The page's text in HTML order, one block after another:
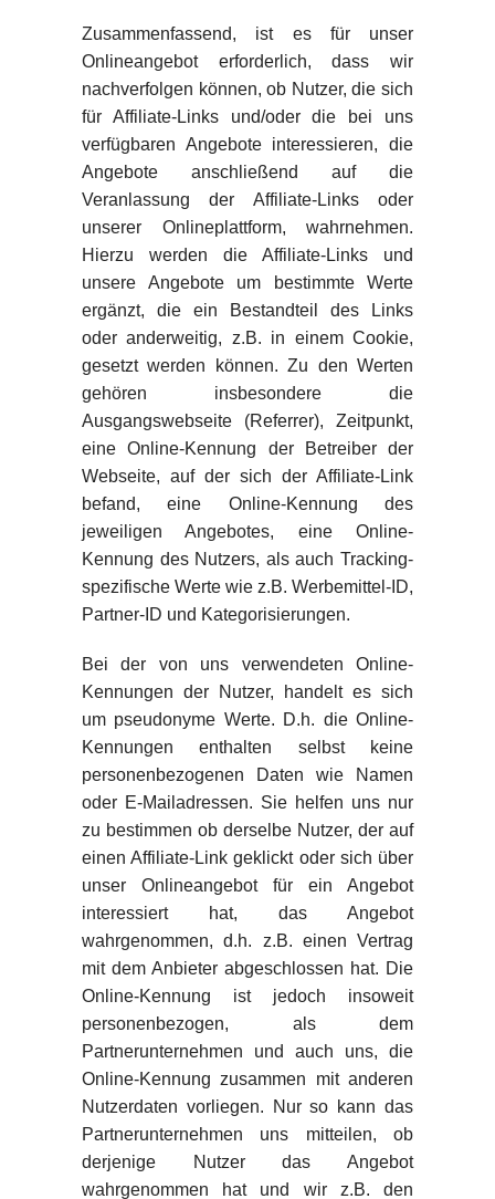
Zusammenfassend, ist es für unser
Onlineangebot erforderlich, dass wir
nachverfolgen können, ob Nutzer, die sich
für Affiliate-Links und/oder die bei uns
verfügbaren Angebote interessieren, die
Angebote anschließend auf die
Veranlassung der Affiliate-Links oder
unserer Onlineplattform, wahrnehmen.
Hierzu werden die Affiliate-Links und
unsere Angebote um bestimmte Werte
ergänzt, die ein Bestandteil des Links
oder anderweitig, z.B. in einem Cookie,
gesetzt werden können. Zu den Werten
gehören insbesondere die
Ausgangswebseite (Referrer), Zeitpunkt,
eine Online-Kennung der Betreiber der
Webseite, auf der sich der Affiliate-Link
befand, eine Online-Kennung des
jeweiligen Angebotes, eine Online-
Kennung des Nutzers, als auch Tracking-
spezifische Werte wie z.B. Werbemittel-ID,
Partner-ID und Kategorisierungen.
Bei der von uns verwendeten Online-
Kennungen der Nutzer, handelt es sich
um pseudonyme Werte. D.h. die Online-
Kennungen enthalten selbst keine
personenbezogenen Daten wie Namen
oder E-Mailadressen. Sie helfen uns nur
zu bestimmen ob derselbe Nutzer, der auf
einen Affiliate-Link geklickt oder sich über
unser Onlineangebot für ein Angebot
interessiert hat, das Angebot
wahrgenommen, d.h. z.B. einen Vertrag
mit dem Anbieter abgeschlossen hat. Die
Online-Kennung ist jedoch insoweit
personenbezogen, als dem
Partnerunternehmen und auch uns, die
Online-Kennung zusammen mit anderen
Nutzerdaten vorliegen. Nur so kann das
Partnerunternehmen uns mitteilen, ob
derjenige Nutzer das Angebot
wahrgenommen hat und wir z.B. den